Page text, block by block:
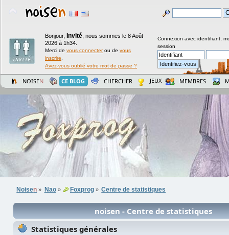
Bonjour, Invité nous sommes le 8 Août
2026 à 1h34.
Merci de vous connecterou de vous
inscrire
Avez-vous oublié votre mot de passe ?
Connexion avec identifiant,
session
NOISEN CE BLOG CHERCHER JEUX MEMBRES
Noisen » Nao» Foxprog» Centre de statistiques
noisen - Centre de statistiques
Statistiques générales